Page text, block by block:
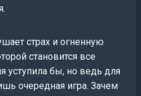
страх и огненную
становится все
уступила бы, но ведь для
очередная игра. Зачем